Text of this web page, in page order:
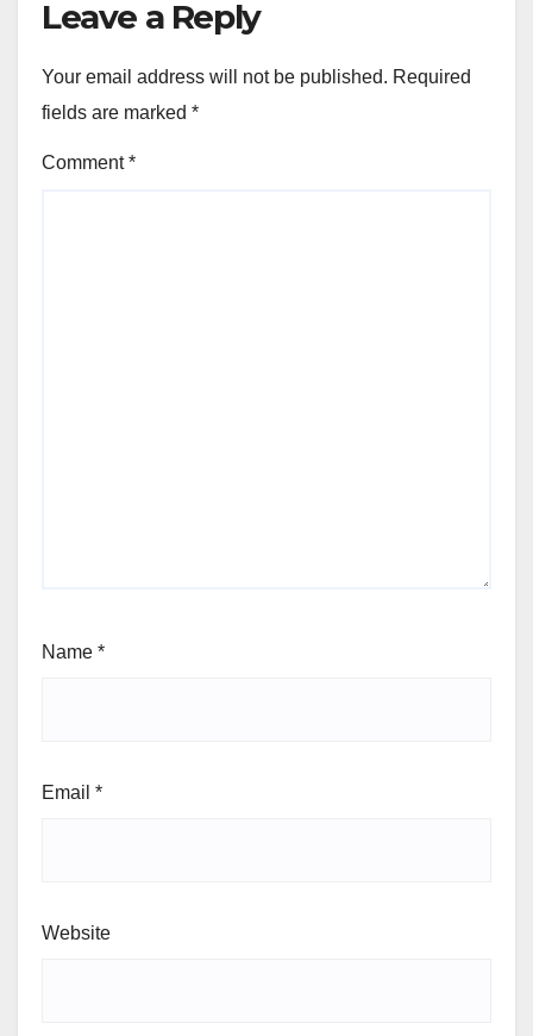
Leave a Reply
Your email address will not be published. Required
fields are marked *
Comment*
Name *
Email *
Website